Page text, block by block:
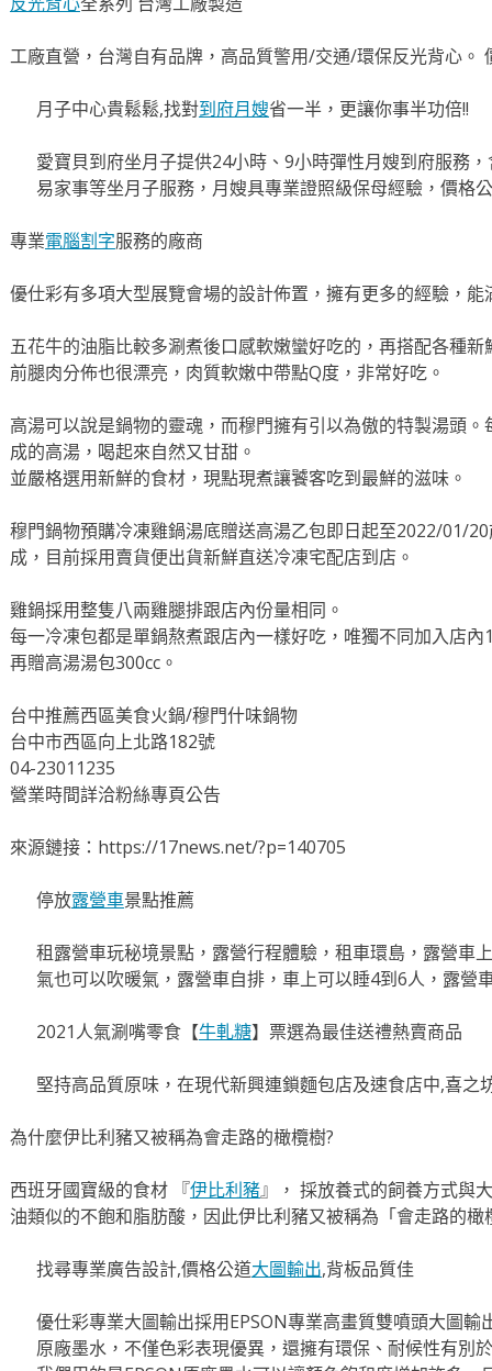
工廠直營，台灣自有品牌，高品質警用/交通/環保反光背心。
月子中心貴鬆鬆,找對到府月嫂省一半，更讓你事半功倍!!
愛寶貝到府坐月子提供24小時、9小時彈性月嫂到府服務
易家事等坐月子服務，月嫂具專業證照級保母經驗，價格
專業電腦割字服務的廠商
優仕彩有多項大型展覽會場的設計佈置，擁有更多的經驗，
五花牛的油脂比較多涮煮後口感軟嫩蠻好吃的，再搭配各種
前腿肉分佈也很漂亮，肉質軟嫩中帶點Q度，非常好吃。
高湯可以說是鍋物的靈魂，而穆門擁有引以為傲的特製湯頭
成的高湯，喝起來自然又甘甜。
並嚴格選用新鮮的食材，現點現煮讓饕客吃到最鮮的滋味。
穆門鍋物預購冷凍雞鍋湯底贈送高湯乙包即日起至2022/01/
成，目前採用賣貨便出貨新鮮直送冷凍宅配店到店。
雞鍋採用整隻八兩雞腿排跟店內份量相同。
每一冷凍包都是單鍋熬煮跟店內一樣好吃，唯獨不同加入店
再贈高湯湯包300cc。
台中推薦西區美食火鍋/穆門什味鍋物
台中市西區向上北路182號
04-23011235
營業時間詳洽粉絲專頁公告
來源鏈接：https://17news.net/?p=140705
停放露營車景點推薦
租露營車玩秘境景點，露營行程體驗，租車環島，露營車
氣也可以吹暖氣，露營車自排，車上可以睡4到6人，露營
2021人氣涮嘴零食【牛軋糖】票選為最佳送禮熱賣商品
堅持高品質原味，在現代新興連鎖麵包店及速食店中,喜之
為什麼伊比利豬又被稱為會走路的橄欖樹?
西班牙國寶級的食材 『伊比利豬』， 採放養式的飼養方式與
油類似的不飽和脂肪酸，因此伊比利豬又被稱為「會走路的橄
找尋專業廣告設計,價格公道大圖輸出,背板品質佳
優仕彩專業大圖輸出採用EPSON專業高畫質雙噴頭大圖
原廠墨水，不僅色彩表現優異，還擁有環保、耐候性有別